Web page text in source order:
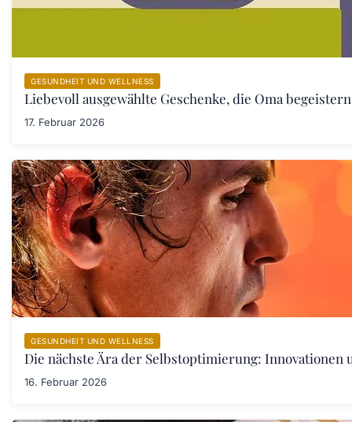
GESUNDHEIT UND WELLNESS
Liebevoll ausgewählte Geschenke, die Oma
17. Februar 2026
GESUNDHEIT UND WELLNESS
Die nächste Ära der Selbstoptimierung:
16. Februar 2026